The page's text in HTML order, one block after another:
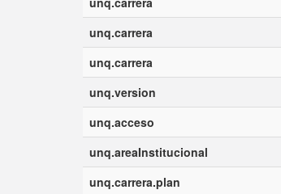
unq.carrera
unq.carrera
unq.version
unq.acceso
unq.areaInstitucional
unq.carrera.plan